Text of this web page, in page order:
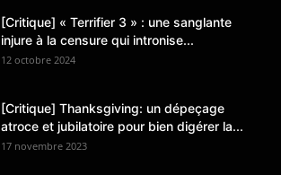
[Critique] « Terrifier 3 » : une sanglante
injure à la censure qui intronise...
12 octobre 2024
[Critique] Thanksgiving: un dépeçage
atroce et jubilatoire pour bien digérer la...
17 novembre 2023